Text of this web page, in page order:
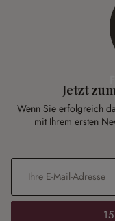
Jetzt
Wenn Sie erfolgreich
mit Ihrem ersten
E-Mail-Adresse